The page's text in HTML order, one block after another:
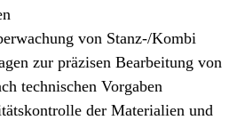
von Stanz-/Kombi
zur präzisen Bearbeitung von
technischen Vorgaben
der Materialien und